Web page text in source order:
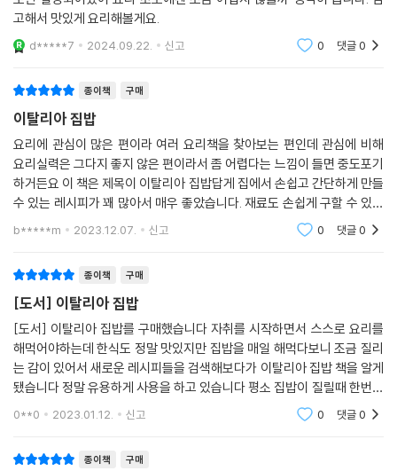
고해서 맛있게 요리해볼게요.
d*****7 2024.09.22. 신고 0 댓글0
종이책 구매
이탈리아 집밥
요리에 관심이 많은 편이라 여러 요리책을 찾아보는 편인데 관심에 비해
요리실력은 그다지 좋지 않은 편이라서 좀 어렵다는 느낌이 들면 중도포기
하거든요 이 책은 제목이 이탈리아 집밥답게 집에서 손쉽고 간단하게 만들
수 있는 레시피가 꽤 많아서 매우 좋았습니다. 재료도 손쉽게 구할 수 있는
편이고 스프에서 곁들임요리 메인 디저트까지 다양하게 다뤄서 책구성이
b*****m 2023.12.07. 신고 0 댓글0
종이책 구매
[도서] 이탈리아 집밥
[도서] 이탈리아 집밥를 구매했습니다 자취를 시작하면서 스스로 요리를
해먹어야하는데 한식도 정말 맛있지만 집밥을 매일 해먹다보니 조금 질리
는 감이 있어서 새로운 레시피들을 검색해보다가 이탈리아 집밥 책을 알게
됐습니다 정말 유용하게 사용을 하고 있습니다 평소 집밥이 질릴때 한번씩
0**0 2023.01.12. 신고 0 댓글0
종이책 구매